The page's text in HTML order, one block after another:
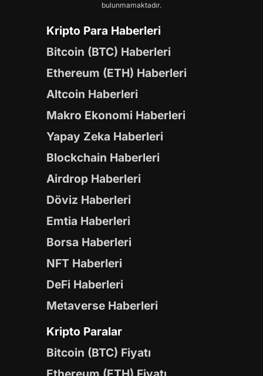
bulunmamaktadır.
Kripto Para Haberleri
Bitcoin (BTC) Haberleri
Ethereum (ETH) Haberleri
Altcoin Haberleri
Makro Ekonomi Haberleri
Yapay Zeka Haberleri
Blockchain Haberleri
Airdrop Haberleri
Döviz Haberleri
Emtia Haberleri
Borsa Haberleri
NFT Haberleri
DeFi Haberleri
Metaverse Haberleri
Kripto Paralar
Bitcoin (BTC) Fiyatı